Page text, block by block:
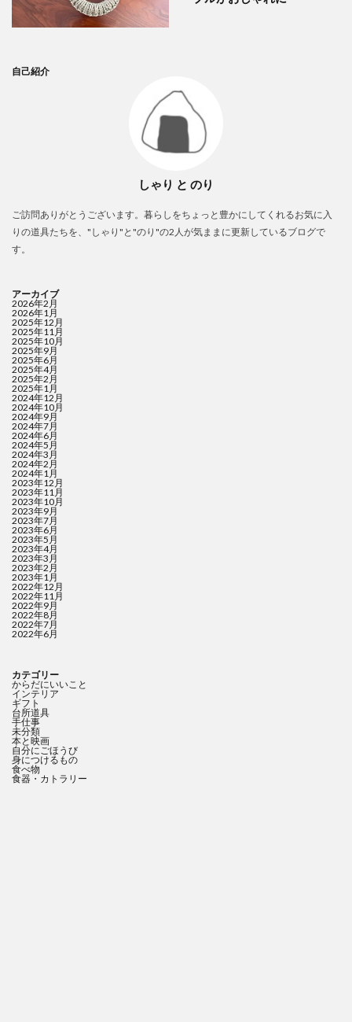
自己紹介
しゃり と のり
ご訪問ありがとうございます。暮らしをちょっと豊かにしてくれるお気に入
りの道具たちを、"しゃり"と"のり"の2人が気ままに更新しているブログで
す。
アーカイブ
2026年2月
2026年1月
2025年12月
2025年11月
2025年10月
2025年9月
2025年6月
2025年4月
2025年2月
2025年1月
2024年12月
2024年10月
2024年9月
2024年7月
2024年6月
2024年5月
2024年3月
2024年2月
2024年1月
2023年12月
2023年11月
2023年10月
2023年9月
2023年7月
2023年6月
2023年5月
2023年4月
2023年3月
2023年2月
2023年1月
2022年12月
2022年11月
2022年9月
2022年8月
2022年7月
2022年6月
カテゴリー
からだにいいこと
インテリア
ギフト
台所道具
手仕事
未分類
本と映画
自分にごほうび
身につけるもの
食べ物
食器・カトラリー